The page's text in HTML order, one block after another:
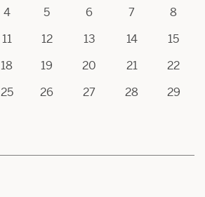
4 5 6 7
8
11 12 13 14
15
18 19 20 21
22
25 26 27 28
29